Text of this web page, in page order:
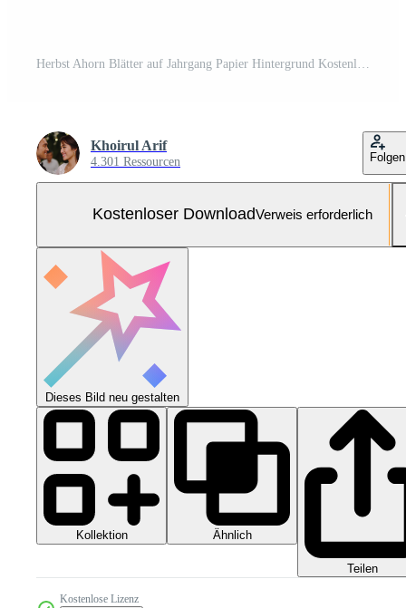
Khoirul Arif
4.301 Ressourcen Folgen
Kostenloser DownloadVerweis erforderlich
Dieses Bild neu gestalten
Kollektion Ähnlich
Teilen
Kostenlose Lizenz